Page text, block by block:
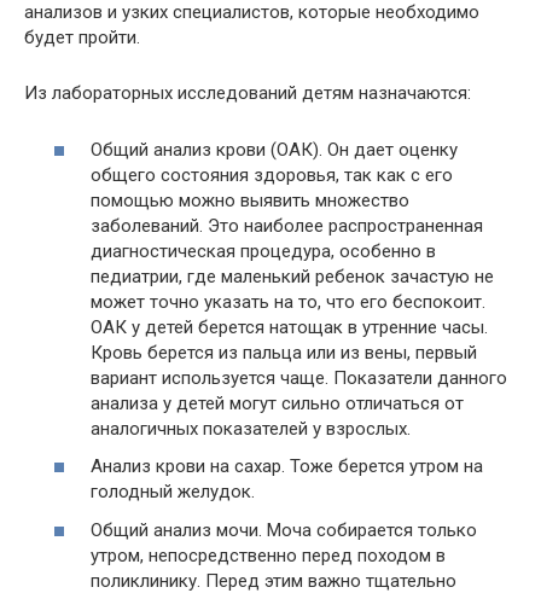
анализов и узких специалистов, которые необходимо
будет пройти.
Из лабораторных исследований детям назначаются:
Общий анализ крови (ОАК). Он дает оценку
общего состояния здоровья, так как с его
помощью можно выявить множество
заболеваний. Это наиболее распространенная
диагностическая процедура, особенно в
педиатрии, где маленький ребенок зачастую не
может точно указать на то, что его беспокоит.
ОАК у детей берется натощак в утренние часы.
Кровь берется из пальца или из вены, первый
вариант используется чаще. Показатели данного
анализа у детей могут сильно отличаться от
аналогичных показателей у взрослых.
Анализ крови на сахар. Тоже берется утром на
голодный желудок.
Общий анализ мочи. Моча собирается только
утром, непосредственно перед походом в
поликлинику. Перед этим важно тщательно